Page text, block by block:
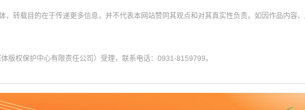
，转载目的在于传递更多信息，并不代表本网站赞同其观点和对其真实性负责。如因作品内容
版权保护中心有限责任公司）受理，联系电话：0931-8159799。